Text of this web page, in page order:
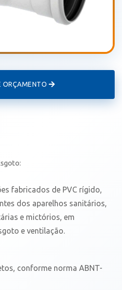
ORÇAMENTO
fabricados de PVC rígido,
dos aparelhos sanitários,
e mictórios, em
e ventilação.
conforme norma ABNT-